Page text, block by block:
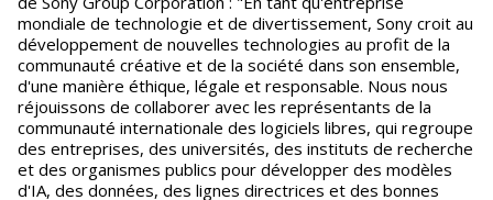
mondiale de technologie et de divertissement, Sony croit au
développement de nouvelles technologies au profit de la
communauté créative et de la société dans son ensemble,
d'une manière éthique, légale et responsable. Nous nous
réjouissons de collaborer avec les représentants de la
communauté internationale des logiciels libres, qui regroupe
des entreprises, des universités, des instituts de recherche
et des organismes publics pour développer des modèles
d'IA, des données, des lignes directrices et des bonnes